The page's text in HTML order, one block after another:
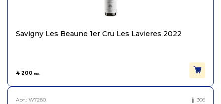
2021
Savigny Les Beaune 1er Cru Les Lavieres 2022
4 200 грн.
Арт.: W7280 306